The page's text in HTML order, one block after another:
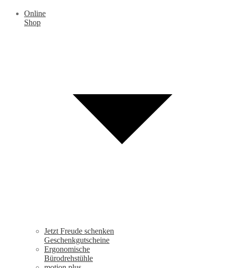
Online
Shop
Jetzt Freude schenken
Geschenkgutscheine
Ergonomische
Bürodrehstühle